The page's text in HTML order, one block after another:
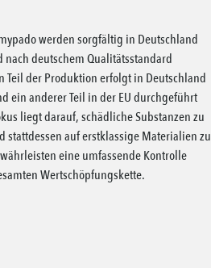
werden sorgfältig in Deutschland
deutschem Qualitätsstandard
Teil der Produktion erfolgt in Deutschland
ein anderer Teil in der EU durchgeführt
liegt darauf, schädliche Substanzen zu
stattdessen auf erstklassige Materialien zu
eine umfassende Kontrolle
Wertschöpfungskette.